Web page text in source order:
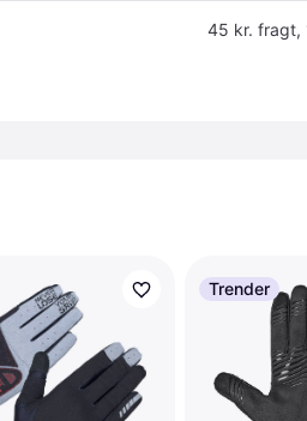
45 kr. fragt,
Trender